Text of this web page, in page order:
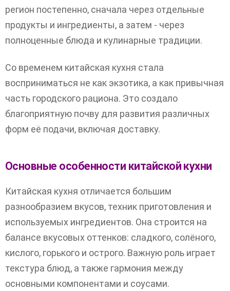
регион постепенно, сначала через отдельные
продукты и ингредиенты, а затем - через
полноценные блюда и кулинарные традиции.
Со временем китайская кухня стала
восприниматься не как экзотика, а как привычная
часть городского рациона. Это создало
благоприятную почву для развития различных
форм её подачи, включая доставку.
Основные особенности китайской кухни
Китайская кухня отличается большим
разнообразием вкусов, техник приготовления и
используемых ингредиентов. Она строится на
балансе вкусовых оттенков: сладкого, солёного,
кислого, горького и острого. Важную роль играет
текстура блюд, а также гармония между
основными компонентами и соусами.